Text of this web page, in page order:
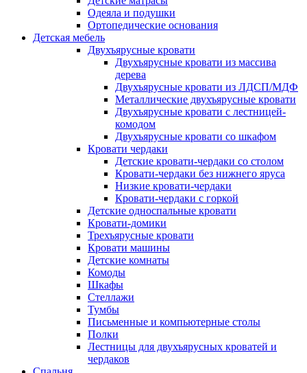
Одеяла и подушки
Ортопедические основания
Детская мебель
Двухъярусные кровати
Двухъярусные кровати из массива
дерева
Двухъярусные кровати из ЛДСП/МДФ
Металлические двухъярусные кровати
Двухъярусные кровати с лестницей-
комодом
Двухъярусные кровати со шкафом
Кровати чердаки
Детские кровати-чердаки со столом
Кровати-чердаки без нижнего яруса
Низкие кровати-чердаки
Кровати-чердаки с горкой
Детские односпальные кровати
Кровати-домики
Трехъярусные кровати
Кровати машины
Детские комнаты
Комоды
Шкафы
Стеллажи
Тумбы
Письменные и компьютерные столы
Полки
Лестницы для двухъярусных кроватей и
чердаков